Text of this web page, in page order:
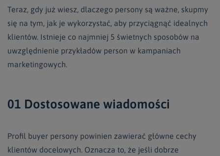
Teraz, gdy już wiesz, dlaczego persony są ważne, skupmy
się na tym, jak je wykorzystać, aby przyciągnąć idealnych
klientów. Istnieje co najmniej 5 świetnych sposobów na
uwzględnienie przykładów person w kampaniach
marketingowych.
01 Dostosowane wiadomości
Profil buyer persony powinien zawierać główne cechy
klientów docelowych. Oznacza to, że jeśli dobrze